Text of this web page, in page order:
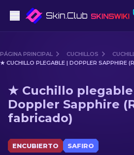
Gama media
Fusiles
Fusiles de Francotirador
Cuchillos
PÁGINA PRINCIPAL CUCHILLOS
★ CUCHILLO PLEGABLE | DOPPLER SAPPHIRE
Media of ★ Cuchillo plegable |
★ Cuchillo
Doppler Sapphire
fabricado)
ENCUBIERTO SAFIRO